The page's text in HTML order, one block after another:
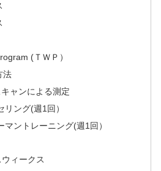
(ＴＷＰ）
法
ャンによる測定
ング(週1回）
ントレーニング(週1回）
ィークス